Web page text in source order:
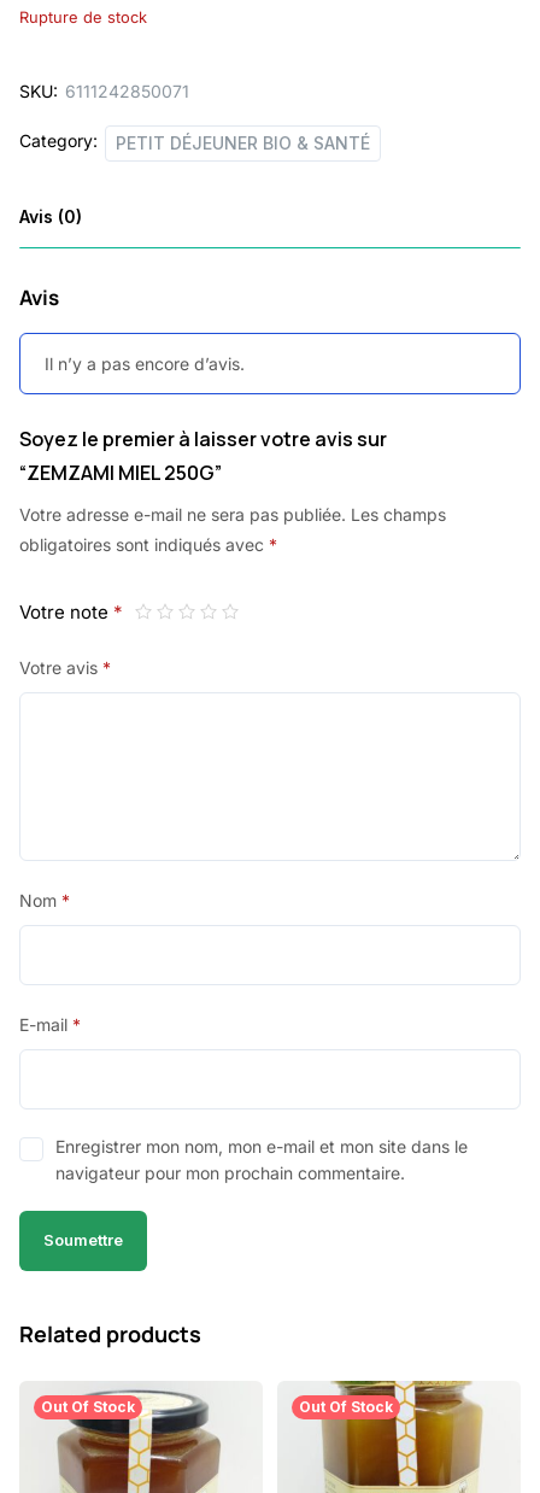
Rupture de stock
SKU: 6111242850071
Category: PETIT DÉJEUNER BIO & SANTÉ
Avis (0)
Avis
Il n’y a pas encore d’avis.
Soyez le premier à laisser votre avis sur
“ZEMZAMI MIEL 250G”
Votre adresse e-mail ne sera pas publiée. Les champs
obligatoires sont indiqués avec *
Votre note *
Votre avis *
Nom *
E-mail *
Enregistrer mon nom, mon e-mail et mon site dans le
navigateur pour mon prochain commentaire.
Related products
Out Of Stock Out Of Stock